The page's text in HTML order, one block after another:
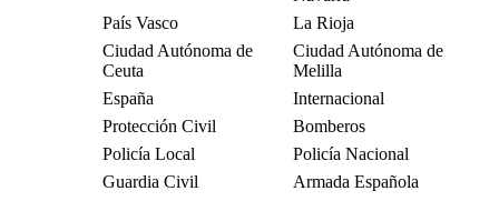
País Vasco
La Rioja
Ciudad Autónoma de
Ceuta
Ciudad Autónoma de
Melilla
España
Internacional
Protección Civil
Bomberos
Policía Local
Policía Nacional
Guardia Civil
Armada Española